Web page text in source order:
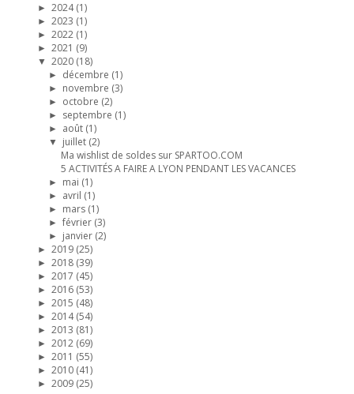
► 2024(1)
► 2023 (1)
► 2022 (1)
► 2021 (9)
▼ 2020 (18)
► décembre (1)
► novembre (3)
► octobre (2)
► septembre (1)
► août (1)
▼ juillet (2)
Ma wishlist de soldes sur SPARTOO.COM
5 ACTIVITÉS A FAIRE A LYON PENDANT LES VACANCES
► mai (1)
► avril (1)
► mars (1)
► février (3)
► janvier (2)
► 2019 (25)
► 2018 (39)
► 2017 (45)
► 2016 (53)
► 2015 (48)
► 2014(54)
► 2013 (81)
► 2012 (69)
► 2011 (55)
► 2010 (41)
► 2009 (25)